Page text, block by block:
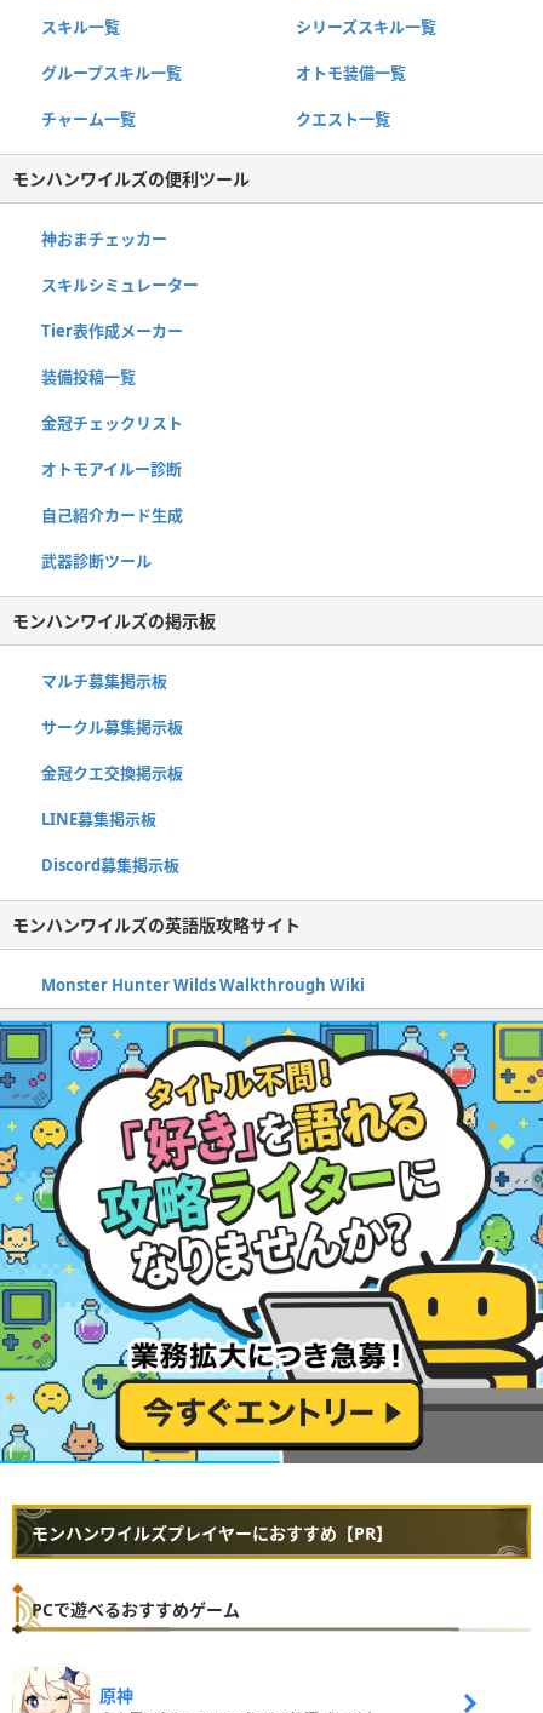
スキル一覧 シリーズスキル一覧
グループスキル一覧 オトモ装備一覧
チャーム一覧 クエスト一覧
モンハンワイルズの便利ツール
神おまチェッカー
スキルシミュレーター
Tier表作成メーカー
装備投稿一覧
金冠チェックリスト
オトモアイルー診断
自己紹介カード生成
武器診断ツール
モンハンワイルズの掲示板
マルチ募集掲示板
サークル募集掲示板
金冠クエ交換掲示板
LINE募集掲示板
Discord募集掲示板
モンハンワイルズの英語版攻略サイト
Monster Hunter Wilds Walkthrough Wiki
モンハンワイルズプレイヤーにおすすめ【PR】
PCで遊べるおすすめゲーム
原神